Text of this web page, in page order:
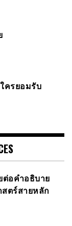
ครยอมรับ
อคำอธิบาย
ตร์สายหลัก